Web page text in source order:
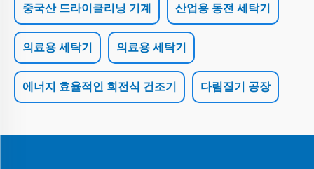
중국산 드라이클리닝 기계 산업용 동전 세탁기
의료용 세탁기 의료용 세탁기
에너지 효율적인 회전식 건조기 다림질기 공장